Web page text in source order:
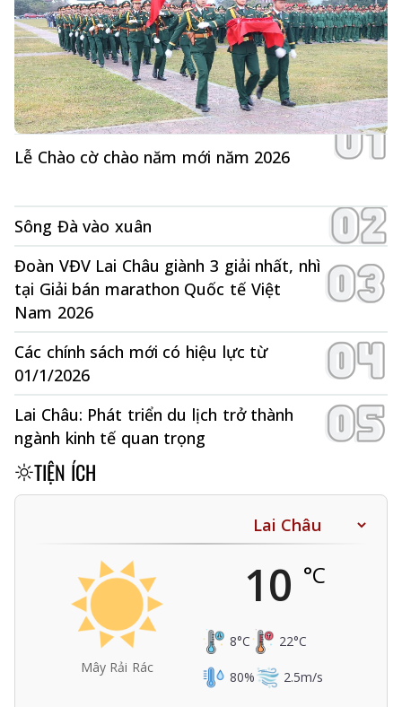
Lễ Chào cờ chào năm mới năm 2026
Sông Đà vào xuân
Đoàn VĐV Lai Châu giành 3 giải nhất, nhì
tại Giải bán marathon Quốc tế Việt
Nam 2026
Các chính sách mới có hiệu lực từ
01/1/2026
Lai Châu: Phát triển du lịch trở thành
ngành kinh tế quan trọng
TIỆN ÍCH
Mây Rải Rác
10 °C
8°C 22°C
80% 2.5m/s